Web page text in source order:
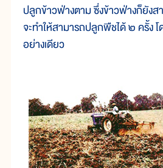
ปลูกข้าวฟ่างตาม ซึ่งข้าวฟ่างก็ยังส
จะทำให้สามารถปลูกพืชได้ ๒ ครั้ง
อย่างเดียว